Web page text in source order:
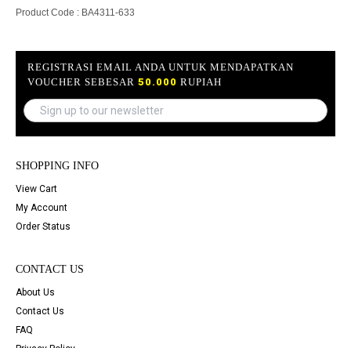
Product Code : BA4311-633
REGISTRASI EMAIL ANDA UNTUK MENDAPATKAN
VOUCHER SEBESAR 50.000 RUPIAH
SHOPPING INFO
View Cart
My Account
Order Status
CONTACT US
About Us
Contact Us
FAQ